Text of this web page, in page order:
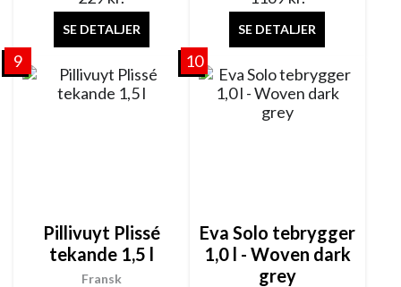
SE DETALJER SE DETALJER
9
Fransk
Pillivuyt Plissé
tekande 1,5 l
10
Eva Solo tebrygger
1,0 l - Woven dark
grey